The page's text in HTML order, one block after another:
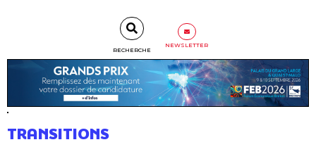
RECHERCHE
NEWSLETTER
TRANSITIONS